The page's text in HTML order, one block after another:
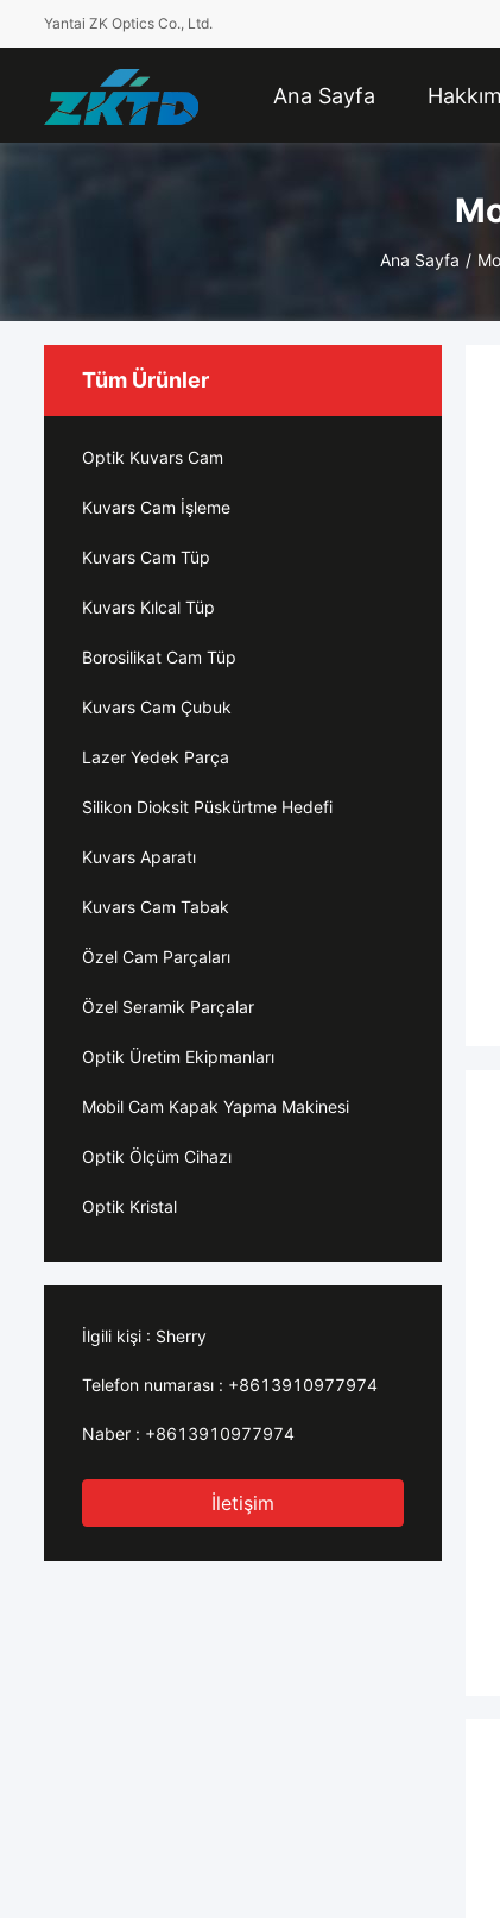
Yantai ZK Optics Co., Ltd.
Ana Sayfa
Ana Sayfa /
Tüm Ürünler
Optik Kuvars Cam
Kuvars Cam İşleme
Kuvars Cam Tüp
Kuvars Kılcal Tüp
Borosilikat Cam Tüp
Kuvars Cam Çubuk
Lazer Yedek Parça
Silikon Dioksit Püskürtme Hedefi
Kuvars Aparatı
Kuvars Cam Tabak
Özel Cam Parçaları
Özel Seramik Parçalar
Optik Üretim Ekipmanları
Mobil Cam Kapak Yapma Makinesi
Optik Ölçüm Cihazı
Optik Kristal
İlgili kişi : Sherry
Telefon numarası : +8613910977974
Naber : +8613910977974
İletişim